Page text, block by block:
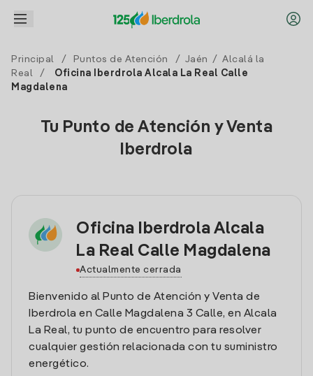
Principal / Puntos de Atención / Jaén / Alcalá la
Real
/
Oficina Iberdrola Alcala La Real Calle
Magdalena
Tu Punto de Atención y Venta
Iberdrola
Oficina Iberdrola Alcala
La Real Calle Magdalena
Actualmente cerrada
Bienvenido al Punto de Atención y Venta de
Iberdrola en Calle Magdalena 3 Calle, en Alcala
La Real, tu punto de encuentro para resolver
cualquier gestión relacionada con tu suministro
energético.